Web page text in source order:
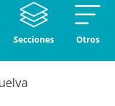
Secciones Otros